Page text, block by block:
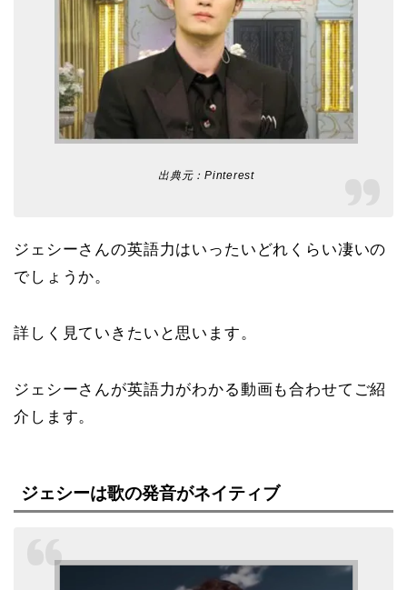
出典元：Pinterest
ジェシーさんの英語力はいったいどれくらい凄いの
でしょうか。
詳しく見ていきたいと思います。
ジェシーさんが英語力がわかる動画も合わせてご紹
介します。
ジェシーは歌の発音がネイティブ